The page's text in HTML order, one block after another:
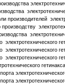
производителей
электротехнического
электротехнического
электротехнического